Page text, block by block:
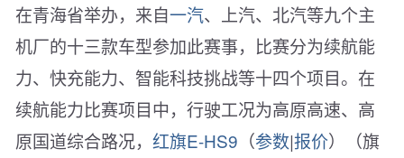
在青海省举办，来自一汽、上汽、北汽等九个主
机厂的十三款车型参加此赛事，比赛分为续航能
力、快充能力、智能科技挑战等十四个项目。在
续航能力比赛项目中，行驶工况为高原高速、高
原国道综合路况， 红旗E-HS9 （参数|报价）（旗